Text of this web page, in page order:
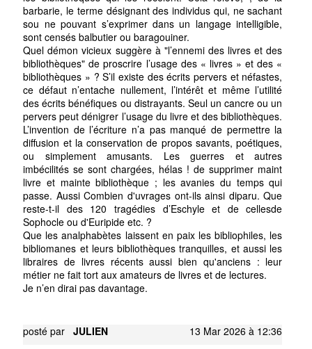
barbarie, le terme désignant des individus qui, ne sachant
sou ne pouvant s’exprimer dans un langage intelligible,
sont censés balbutier ou baragouiner.
Quel démon vicieux suggère à "l’ennemi des livres et des
bibliothèques" de proscrire l’usage des « livres » et des «
bibliothèques » ? S’il existe des écrits pervers et néfastes,
ce défaut n’entache nullement, l’intérêt et même l’utilité
des écrits bénéfiques ou distrayants. Seul un cancre ou un
pervers peut dénigrer l’usage du livre et des bibliothèques.
L’invention de l’écriture n’a pas manqué de permettre la
diffusion et la conservation de propos savants, poétiques,
ou simplement amusants. Les guerres et autres
imbécilités se sont chargées, hélas ! de supprimer maint
livre et mainte bibliothèque ; les avanies du temps qui
passe. Aussi Combien d'uvrages ont-ils ainsi diparu. Que
reste-t-il des 120 tragédies d’Eschyle et de cellesde
Sophocle ou d'Euripide etc. ?
Que les analphabètes laissent en paix les bibliophiles, les
bibliomanes et leurs bibliothèques tranquilles, et aussi les
libraires de livres récents aussi bien qu'anciens : leur
métier ne fait tort aux amateurs de livres et de lectures.
Je n’en dirai pas davantage.
posté parJULIEN 13 Mar 2026 à 12:36